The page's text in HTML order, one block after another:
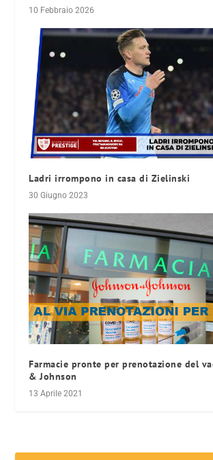
10 Febbraio 2026
Ladri irrompono in casa di Zielinski
30 Giugno 2023
Farmacie pronte per prenotazione del
& Johnson
13 Aprile 2021